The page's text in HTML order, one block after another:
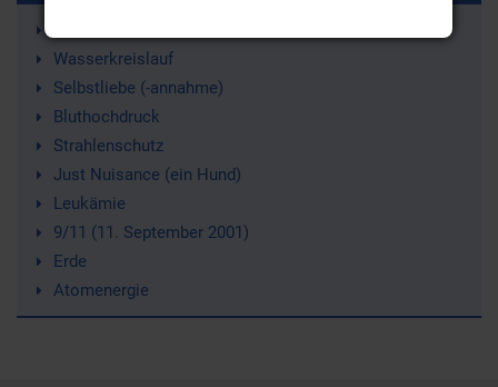
Wasserkreislauf
Selbstliebe (-annahme)
Bluthochdruck
Strahlenschutz
Just Nuisance (ein Hund)
Leukämie
9/11 (11. September 2001)
Erde
Atomenergie